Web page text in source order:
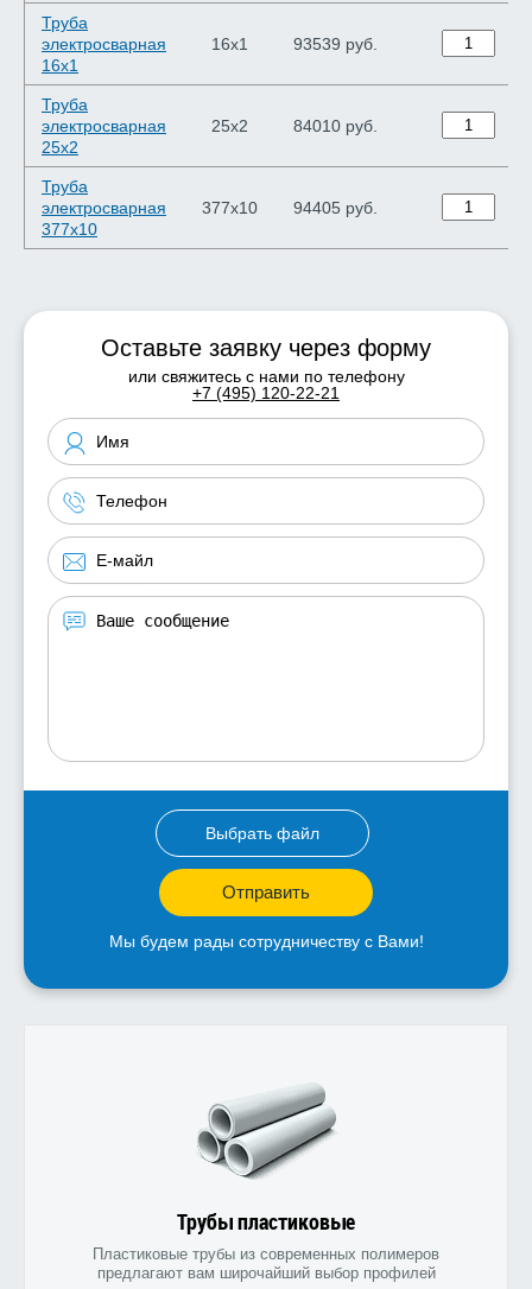
Труба
электросварная
16х1
16х1 93539 руб.
Труба
электросварная
25х2
25х2 84010 руб.
Труба
электросварная
377х10
377х10 94405 руб.
Оставьте заявку через форму
или свяжитесь с нами по телефону
+7 (495) 120-22-21
Выбрать файл
Отправить
Мы будем рады сотрудничеству с Вами!
Трубы пластиковые
Пластиковые трубы из современных полимеров
предлагают вам широчайший выбор профилей